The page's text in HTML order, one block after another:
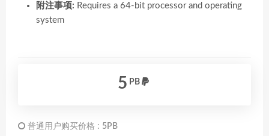
附注事项: Requires a 64-bit processor and operating
system
5 PB
普通用户购买价格 : 5PB